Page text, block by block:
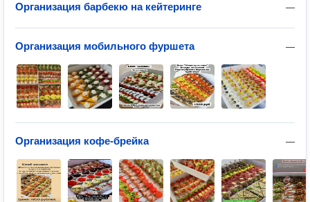
—
Организация барбекю на кейтеринге
—
Организация мобильного фуршета
—
Организация кофе-брейка